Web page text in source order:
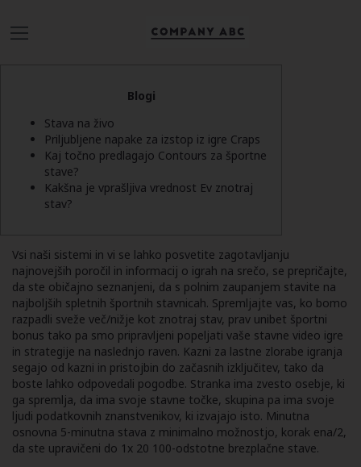
Blogi
Stava na živo
Priljubljene napake za izstop iz igre Craps
Kaj točno predlagajo Contours za športne
stave?
Kakšna je vprašljiva vrednost Ev znotraj
stav?
Vsi naši sistemi in vi se lahko posvetite zagotavljanju
najnovejših poročil in informacij o igrah na srečo, se prepričajte,
da ste običajno seznanjeni, da s polnim zaupanjem stavite na
najboljših spletnih športnih stavnicah. Spremljajte vas, ko bomo
razpadli sveže več/nižje kot znotraj stav, prav unibet športni
bonus tako pa smo pripravljeni popeljati vaše stavne video igre
in strategije na naslednjo raven. Kazni za lastne zlorabe igranja
segajo od kazni in pristojbin do začasnih izključitev, tako da
boste lahko odpovedali pogodbe. Stranka ima zvesto osebje, ki
ga spremlja, da ima svoje stavne točke, skupina pa ima svoje
ljudi podatkovnih znanstvenikov, ki izvajajo isto. Minutna
osnovna 5-minutna stava z minimalno možnostjo, korak ena/2,
da ste upravičeni do 1x 20 100-odstotne brezplačne stave.